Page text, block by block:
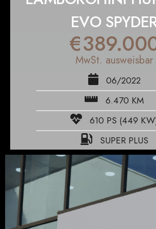
EVO
€
MwSt. ausweisbar
06/2022
6.470 KM
610 PS (449
SUPER PLUS